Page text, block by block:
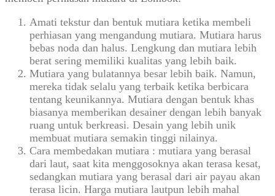
Amati tekstur dan bentuk mutiara ketika membeli
perhiasan yang mengandung mutiara. Mutiara harus
bebas noda dan halus. Lengkung dan mutiara lebih
berat sering memiliki kualitas yang lebih baik.
Mutiara yang bulatannya besar lebih baik. Namun,
mereka tidak selalu yang terbaik ketika berbicara
tentang keunikannya. Mutiara dengan bentuk khas
biasanya memberikan desainer dengan lebih banyak
ruang untuk berkreasi. Desain yang lebih unik
membuat mutiara semakin tinggi nilainya.
Cara membedakan mutiara : mutiara yang berasal
dari laut, saat kita menggosoknya akan terasa kesat,
sedangkan mutiara yang berasal dari air payau akan
terasa licin. Harga mutiara lautpun lebih mahal